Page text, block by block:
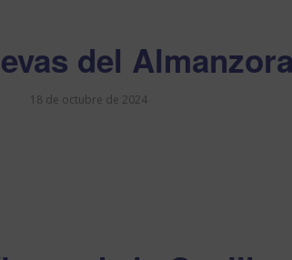
del
18 de octubre de 2024